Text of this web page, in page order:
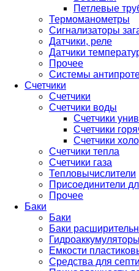
Петлевые
Термоманометры
Сигнализаторы
Датчики, реле
Датчики
Прочее
Системы
Счетчики
Счетчики
Счетчики воды
Счетчики
Счетчики
Счетчики
Счетчики тепла
Счетчики газа
Тепловычислители
Присоединители
Прочее
Баки
Баки
Баки
Гидроаккумуляторы
Емкости
Средства для